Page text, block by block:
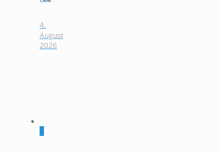
4.
August
2026